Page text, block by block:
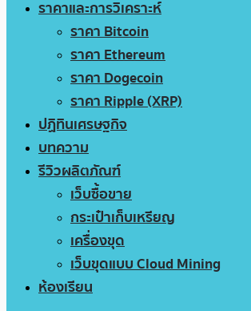
ราคาและการวิเคราะห์
ราคา Bitcoin
ราคา Ethereum
ราคา Dogecoin
ราคา Ripple (XRP)
ปฏิทินเศรษฐกิจ
บทความ
รีวิวผลิตภัณฑ์
เว็บซื้อขาย
กระเป๋าเก็บเหรียญ
เครื่องขุด
เว็บขุดแบบ Cloud Mining
ห้องเรียน